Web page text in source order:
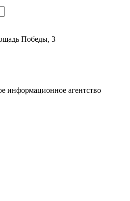
Победы, 3
информационное агентство